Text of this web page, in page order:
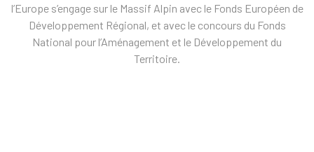
l’Europe s’engage sur le Massif Alpin avec le Fonds Européen de
Développement Régional, et avec le concours du Fonds
National pour l’Aménagement et le Développement du
Territoire.